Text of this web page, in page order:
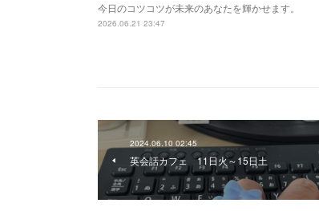
今日のコツコツが未来のあなたを輝かせます。
2026.06.21 23:47
2024.06.10 02:45
英会話カフェ 11日火～15日土